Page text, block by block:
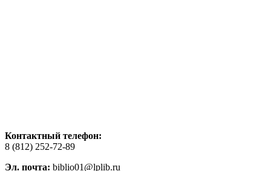
Контактный телефон:
8 (812) 252-72-89
Эл. почта: biblio01@lplib.ru